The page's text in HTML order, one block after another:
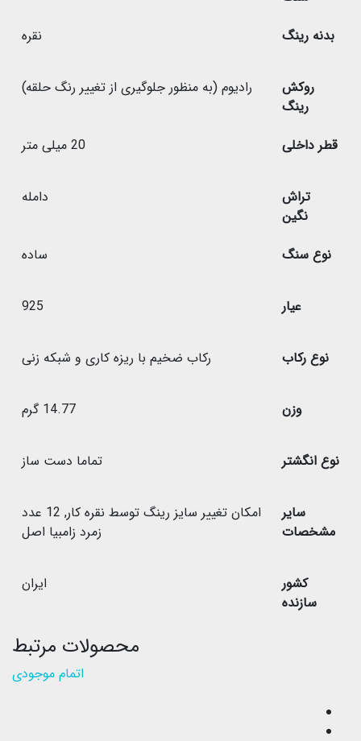
بدنه رینگ نقره
روکش
رینگ
رادیوم (به منظور جلوگیری از تغییر رنگ حلقه)
قطر داخلی 20 میلی متر
تراش
نگین
دامله
نوع سنگ ساده
عیار 925
نوع رکاب رکاب ضخیم با ریزه کاری و شبکه زنی
وزن 14.77 گرم
نوع انگشتر تماما دست ساز
سایر
مشخصات
امکان تغییر سایز رینگ توسط نقره کار,
12 عدد
زمرد زامبیا اصل
کشور
سازنده
ایران
محصولات مرتبط
اتمام موجودی